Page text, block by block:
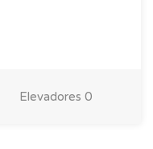
Elevadores 0